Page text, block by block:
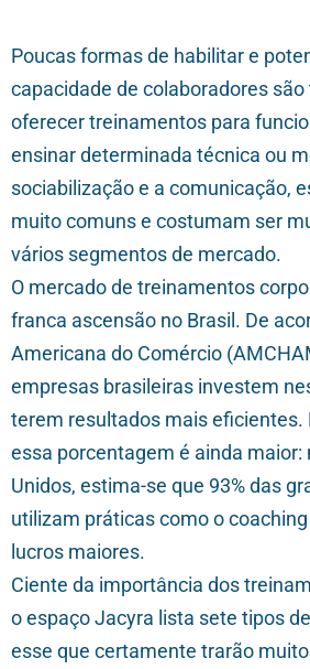
Poucas formas de habilitar e
capacidade de colaboradores
oferecer treinamentos para
ensinar determinada técnica ou
sociabilização e a comunicação,
muito comuns e costumam ser
vários segmentos de mercado.
O mercado de treinamentos
franca ascensão no Brasil. De
Americana do Comércio
empresas brasileiras investem
terem resultados mais eficientes.
essa porcentagem é ainda maior:
Unidos, estima-se que 93% das
utilizam práticas como o
lucros maiores.
Ciente da importância dos
o espaço Jacyra lista sete tipos
esse que certamente trarão